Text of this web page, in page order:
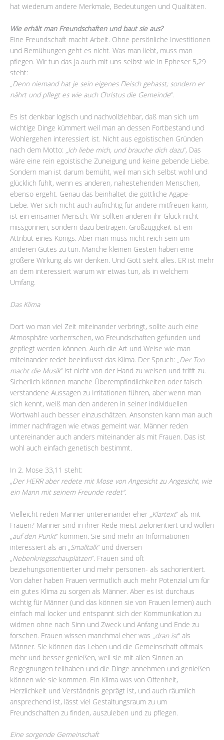
hat wiederum andere Merkmale, Bedeutungen und Qualitäten.
Wie erhält man Freundschaften und baut sie aus?
Eine Freundschaft macht Arbeit. Ohne persönliche Investitionen
und Bemühungen geht es nicht. Was man liebt, muss man
pflegen. Wir tun das ja auch mit uns selbst wie in Epheser 5,29
steht:
„Denn niemand hat je sein eigenes Fleisch gehasst; sondern er
nährt und pflegt es wie auch Christus die Gemeinde“.
Es ist denkbar logisch und nachvollziehbar, daß man sich um
wichtige Dinge kümmert weil man an dessen Fortbestand und
Wohlergehen interessiert ist. Nicht aus egoistischen Gründen
nach dem Motto: „Ich liebe mich, und brauche dich dazu“, Das
wäre eine rein egoistische Zuneigung und keine gebende Liebe.
Sondern man ist darum bemüht, weil man sich selbst wohl und
glücklich fühlt, wenn es anderen, nahestehenden Menschen,
ebenso ergeht. Genau das beinhaltet die göttliche Agape-
Liebe. Wer sich nicht auch aufrichtig für andere mitfreuen kann,
ist ein einsamer Mensch. Wir sollten anderen ihr Glück nicht
missgönnen, sondern dazu beitragen. Großzügigkeit ist ein
Attribut eines Königs. Aber man muss nicht reich sein um
anderen Gutes zu tun. Manche kleinen Gesten haben eine
größere Wirkung als wir denken. Und Gott sieht alles. ER ist mehr
an dem interessiert warum wir etwas tun, als in welchem
Umfang.
Das Klima
Dort wo man viel Zeit miteinander verbringt, sollte auch eine
Atmosphäre vorherrschen, wo Freundschaften gefunden und
gepflegt werden können. Auch die Art und Weise wie man
miteinander redet beeinflusst das Klima. Der Spruch: „ Der Ton
macht die Musik“ ist nicht von der Hand zu weisen und trifft zu.
Sicherlich können manche Überempfindlichkeiten oder falsch
verstandene Aussagen zu Irritationen führen, aber wenn man
sich kennt, weiß man den anderen in seiner individuellen
Wortwahl auch besser einzuschätzen. Ansonsten kann man auch
immer nachfragen wie etwas gemeint war. Männer reden
untereinander auch anders miteinander als mit Frauen. Das ist
wohl auch einfach genetisch bestimmt.
In 2. Mose 33,11 steht:
„Der HERR aber redete mit Mose von Angesicht zu Angesicht, wie
ein Mann mit seinem Freunde redet“.
Vielleicht reden Männer untereinander eher „ Klartext“ als mit
Frauen? Männer sind in ihrer Rede meist zielorientiert und wollen
auf den Punkt“ kommen. Sie sind mehr an Informationen
interessiert als an „
Smalltalk“ und diversen
Nebenkriegsschauplätzen“. Frauen sind oft
beziehungsorientierter und mehr personen- als sachorientiert.
Von daher haben Frauen vermutlich auch mehr Potenzial um für
ein gutes Klima zu sorgen als Männer. Aber es ist durchaus
wichtig für Männer (und das können sie von Frauen lernen) auch
einfach mal locker und entspannt sich der Kommunikation zu
widmen ohne nach Sinn und Zweck und Anfang und Ende zu
forschen. Frauen wissen manchmal eher was „ dran ist“ als
Männer. Sie können das Leben und die Gemeinschaft oftmals
mehr und besser genießen, weil sie mit allen Sinnen an
Begegnungen teilhaben und die Dinge annehmen und genießen
können wie sie kommen. Ein Klima was von Offenheit,
Herzlichkeit und Verständnis geprägt ist, und auch räumlich
ansprechend ist, lässt viel Gestaltungsraum zu um
Freundschaften zu finden, auszuleben und zu pflegen.
Eine sorgende Gemeinschaft